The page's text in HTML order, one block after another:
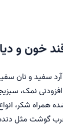
خون و
سفید و نان
نمک،
همراه شکر،
مثل دنده و